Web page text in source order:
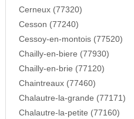
Cerneux (77320)
Cesson (77240)
Cessoy-en-montois (77520)
Chailly-en-biere (77930)
Chailly-en-brie (77120)
Chaintreaux (77460)
Chalautre-la-grande (77171)
Chalautre-la-petite (77160)